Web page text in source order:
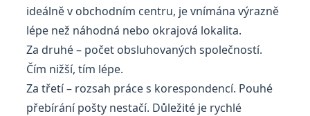
ideálně v obchodním centru, je vnímána výrazně
lépe než náhodná nebo okrajová lokalita.
Za druhé – počet obsluhovaných společností.
Čím nižší, tím lépe.
Za třetí – rozsah práce s korespondencí. Pouhé
přebírání pošty nestačí. Důležité je rychlé